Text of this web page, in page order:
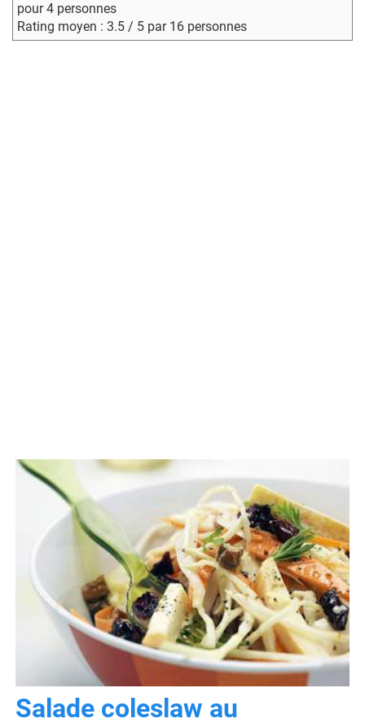
pour 4 personnes
Rating moyen : 3.5 / 5 par 16 personnes
Salade coleslaw au